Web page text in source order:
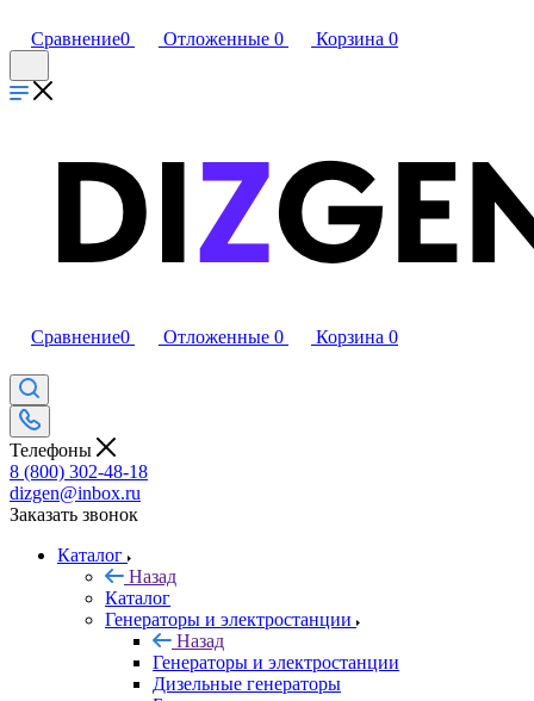
Сравнение0 Отложенные 0 Корзина 0
Сравнение0 Отложенные 0 Корзина 0
Телефоны
8 (800) 302-48-18
dizgen@inbox.ru
Заказать звонок
Каталог
Назад
Каталог
Генераторы и электростанции
Назад
Генераторы и электростанции
Дизельные генераторы